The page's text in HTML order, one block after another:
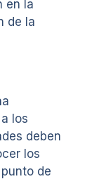
en la
de la
los
deben
los
de